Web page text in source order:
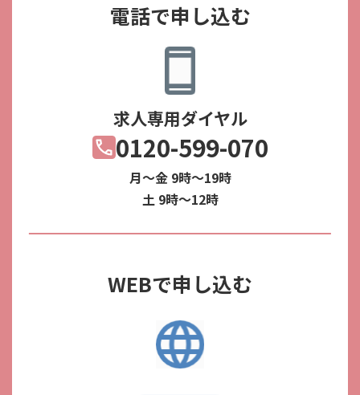
電話で申し込む
求人専用ダイヤル
0120-599-070
月～金 9時～19時
土 9時～12時
WEBで申し込む